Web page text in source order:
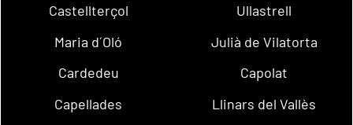
Castellterçol
Ullastrell
Maria d´Oló
Julià de Vilatorta
Cardedeu
Capolat
Capellades
Llinars del Vallès